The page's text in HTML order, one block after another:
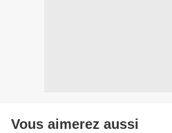
Vous aimerez aussi